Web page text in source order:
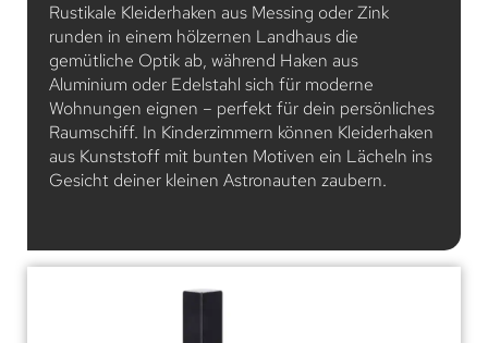
Rustikale Kleiderhaken aus Messing oder Zink
runden in einem hölzernen Landhaus die
gemütliche Optik ab, während Haken aus
Aluminium oder Edelstahl sich für moderne
Wohnungen eignen – perfekt für dein persönliches
Raumschiff. In Kinderzimmern können Kleiderhaken
aus Kunststoff mit bunten Motiven ein Lächeln ins
Gesicht deiner kleinen Astronauten zaubern.